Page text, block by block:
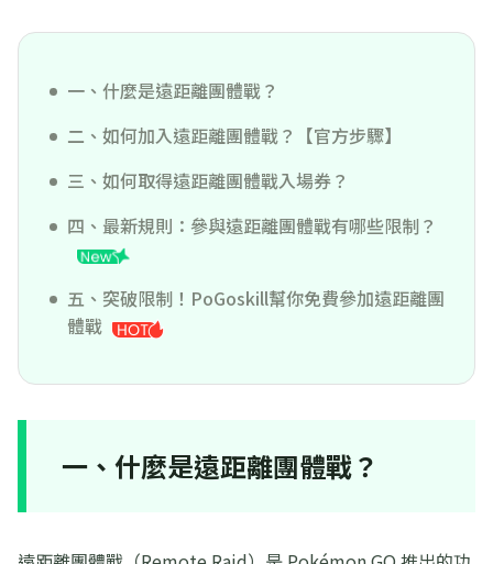
一、什麼是遠距離團體戰？
二、如何加入遠距離團體戰？【官方步驟】
三、如何取得遠距離團體戰入場券？
四、最新規則：參與遠距離團體戰有哪些限制？
五、突破限制！PoGoskill幫你免費參加遠距離團
體戰
一、什麼是遠距離團體戰？